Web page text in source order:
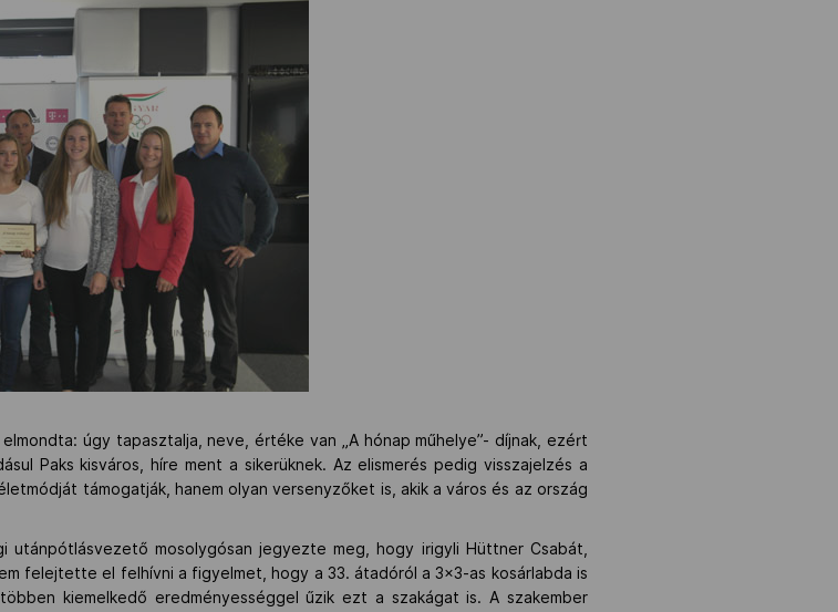
úgy tapasztalja, neve, értéke van „A hónap műhelye”- díjnak, ezért
Paks kisváros, híre ment a sikerüknek. Az elismerés pedig visszajelzés a
támogatják, hanem olyan versenyzőket is, akik a város és az ország
utánpótlásvezető mosolygósan jegyezte meg, hogy irigyli Hüttner Csabát,
felejtette el felhívni a figyelmet, hogy a 33. átadóról a 3×3-as kosárlabda is
kiemelkedő eredményességgel űzik ezt a szakágat is. A szakember